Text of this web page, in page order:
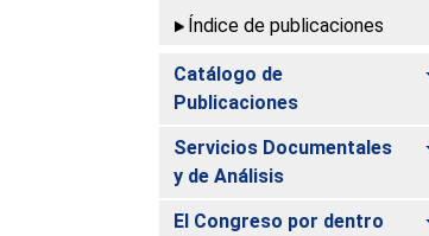
Índice de publicaciones
Catálogo de
Publicaciones
Servicios Documentales
y de Análisis
El Congreso por dentro